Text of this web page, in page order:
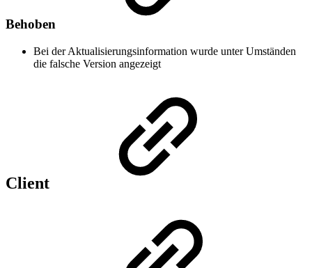
Behoben
Bei der Aktualisierungsinformation wurde unter Umständen
die falsche Version angezeigt
Client